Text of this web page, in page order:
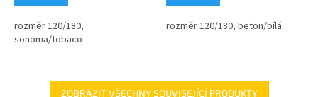
rozměr 120/180,
sonoma/tobaco
rozměr 120/180, beton/bílá
ZOBRAZIT VŠECHNY SOUVISEJÍCÍ PRODUKTY